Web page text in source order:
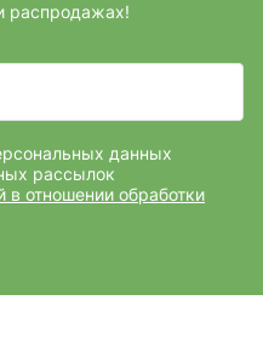
распродажах!
данных
рассылок
в отношении обработки